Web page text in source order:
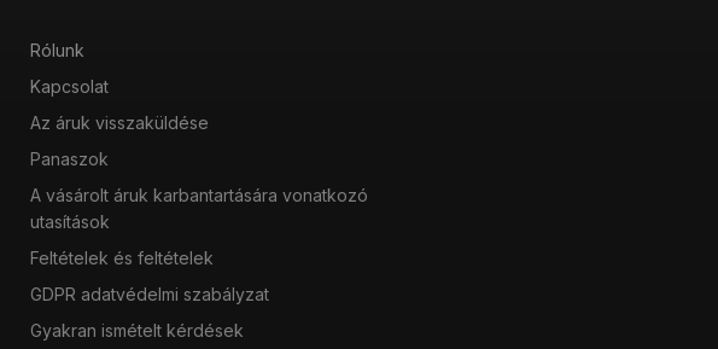
Rólunk
Kapcsolat
Az áruk visszaküldése
Panaszok
A vásárolt áruk karbantartására vonatkozó
utasítások
Feltételek és feltételek
GDPR adatvédelmi szabályzat
Gyakran ismételt kérdések